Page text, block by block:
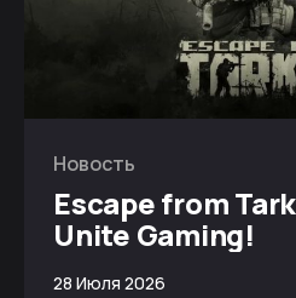
Новость
Escape from
Unite Gaming!
28 Июля 2026